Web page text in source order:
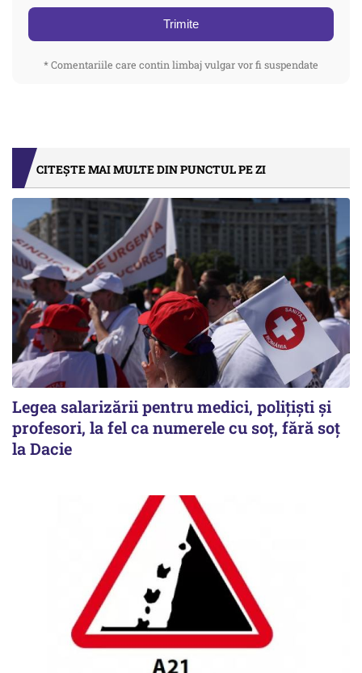
Trimite
* Comentariile care contin limbaj vulgar vor fi suspendate
CITEȘTE MAI MULTE DIN PUNCTUL PE ZI
Legea salarizării pentru medici, polițiști și
profesori, la fel ca numerele cu soț, fără soț
la Dacie